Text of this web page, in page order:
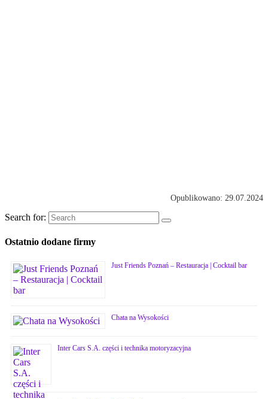
Opublikowano: 29.07.2024
Search for:
Ostatnio dodane firmy
Just Friends Poznań – Restauracja | Cocktail bar
Chata na Wysokości
Inter Cars S.A. części i technika motoryzacyjna